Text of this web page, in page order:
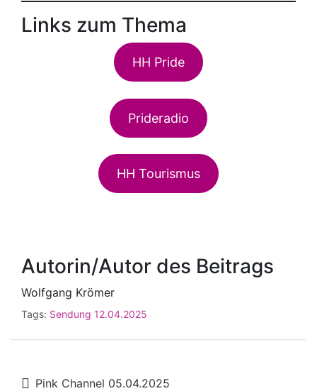
Links zum Thema
HH Pride
Prideradio
HH Tourismus
Autorin/Autor des Beitrags
Wolfgang Krömer
Tags: Sendung 12.04.2025
Beitragsnavigation
Pink Channel 05.04.2025